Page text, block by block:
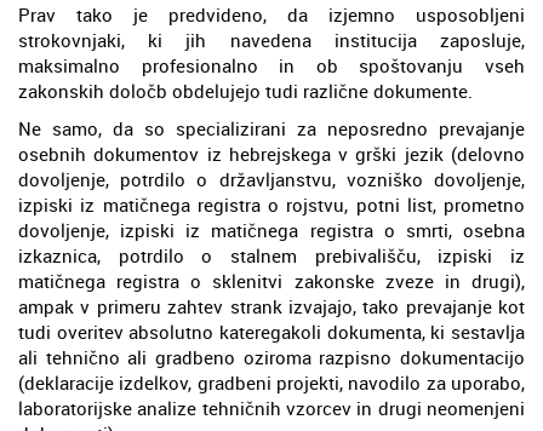
Prav tako je predvideno, da izjemno usposobljeni
strokovnjaki, ki jih navedena institucija zaposluje,
maksimalno profesionalno in ob spoštovanju vseh
zakonskih določb obdelujejo tudi različne dokumente.
Ne samo, da so specializirani za neposredno prevajanje
osebnih dokumentov iz hebrejskega v grški jezik (delovno
dovoljenje, potrdilo o državljanstvu, vozniško dovoljenje,
izpiski iz matičnega registra o rojstvu, potni list, prometno
dovoljenje, izpiski iz matičnega registra o smrti, osebna
izkaznica, potrdilo o stalnem prebivališču, izpiski iz
matičnega registra o sklenitvi zakonske zveze in drugi),
ampak v primeru zahtev strank izvajajo, tako prevajanje kot
tudi overitev absolutno kateregakoli dokumenta, ki sestavlja
ali tehnično ali gradbeno oziroma razpisno dokumentacijo
(deklaracije izdelkov, gradbeni projekti, navodilo za uporabo,
laboratorijske analize tehničnih vzorcev in drugi neomenjeni